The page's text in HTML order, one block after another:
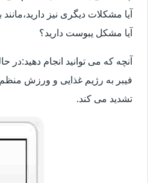
آیا مشکلات دیگری نیز
آیا مشکل یبوست دارید؟
آنچه که می توانید انجام
فیبر به رژیم غذایی و ورزش منظم
تشدید می کند.